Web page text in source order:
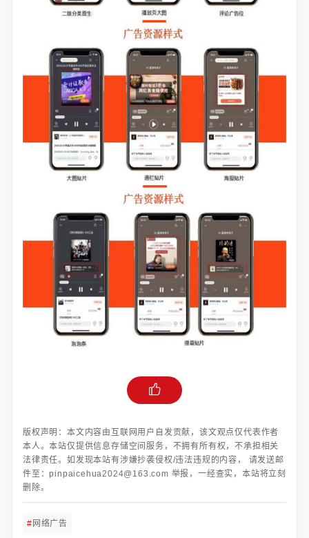
版权声明：本文内容由互联网用户自发贡献，该文观点仅代表作者
本人。本站仅提供信息存储空间服务，不拥有所有权，不承担相关
法律责任。如发现本站有涉嫌抄袭侵权/违法违规的内容， 请发送邮
件至：pinpaicehua2024@163.com 举报，一经查实，本站将立刻
删除。
# 网络广告